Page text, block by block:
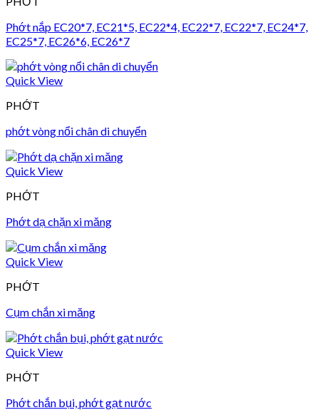
Phớt nắp EC20*7, EC21*5, EC22*4, EC22*7, EC22*7, EC24*7,
EC25*7, EC26*6, EC26*7
Quick View
PHỚT
phớt vòng nổi chân di chuyển
Quick View
PHỚT
Phớt dạ chặn xi măng
Quick View
PHỚT
Cụm chắn xi măng
Quick View
PHỚT
Phớt chắn bụi, phớt gạt nước